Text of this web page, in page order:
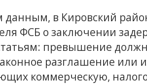
в Кировский
ФСБ о заключении
превышение
разглашение или
коммерческую,